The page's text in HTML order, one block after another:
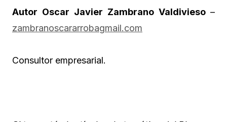
Autor Oscar Javier Zambrano Valdivieso –
zambranoscararrobagmail.com
Consultor empresarial.